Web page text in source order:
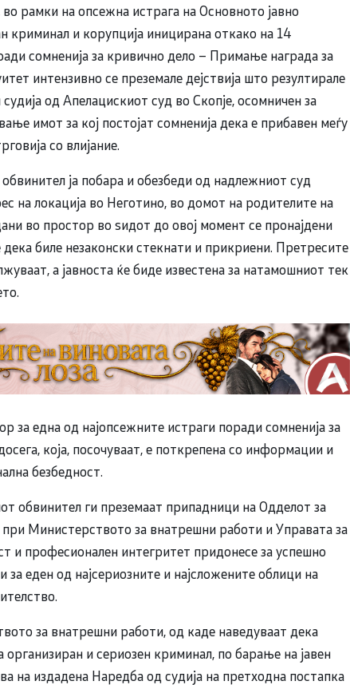
рамки на опсежна истрага на Основното јавно
криминал и корупција иницирана откако на 14
сомненија за кривично дело – Примање награда за
интензивно се преземале дејствија што резултирале
од Апелацискиот суд во Скопје, осомничен за
имот за кој постојат сомненија дека е прибавен меѓу
со влијание.
ја побара и обезбеди од надлежниот суд
на локација во Неготино, во домот на родителите на
во простор во ѕидот до овој момент се пронајдени
биле незаконски стекнати и прикриени. Претресите
а јавноста ќе биде известена за натамошниот тек
за една од најопсежните истраги поради сомненија за
која, посочуваат, е поткрепена со информации и
безбедност.
обвинител ги преземаат припадници на Одделот за
Министерството за внатрешни работи и Управата за
и професионален интегритет придонесе за успешно
еден од најсериозните и најсложените облици на
за внатрешни работи, од каде наведуваат дека
и сериозен криминал, по барање на јавен
на издадена Наредба од судија на претходна постапка